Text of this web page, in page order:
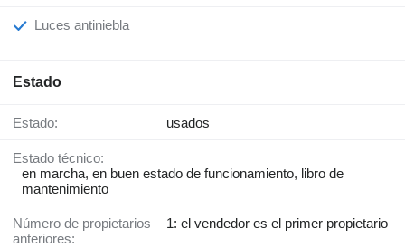
Luces antiniebla
Estado
Estado: usados
Estado técnico:
en marcha, en buen estado de funcionamiento, libro de
mantenimiento
Número de propietarios
anteriores:
1: el vendedor es el primer propietario